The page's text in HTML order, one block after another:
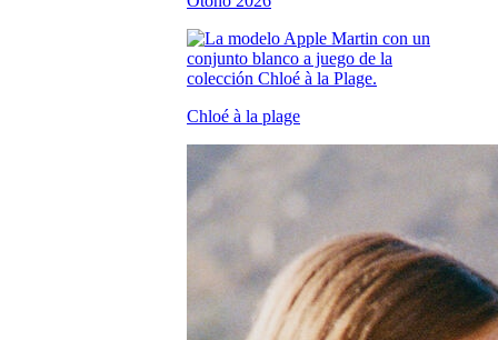
Chloé à la plage